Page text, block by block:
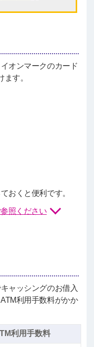
オンマークのカード
す。
おくと便利です。
照ください
ャッシングのお借入
利用手数料がかか
利用手数料